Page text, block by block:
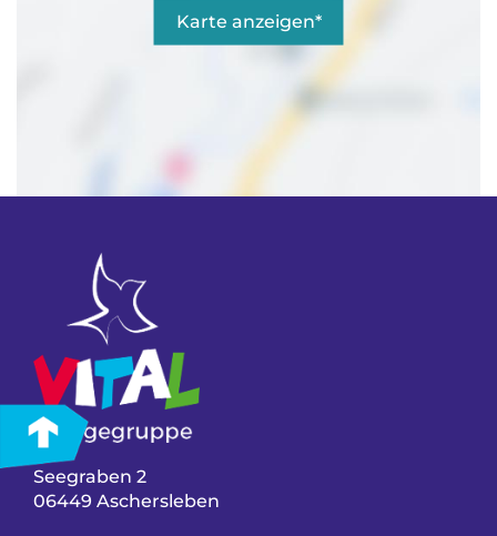
Karte anzeigen*
*Hinweis: Mit der Aktivierung der Karte akzeptieren Sie die
Datenschutzbestimmungen von Google Maps!
Seegraben 2
06449 Aschersleben